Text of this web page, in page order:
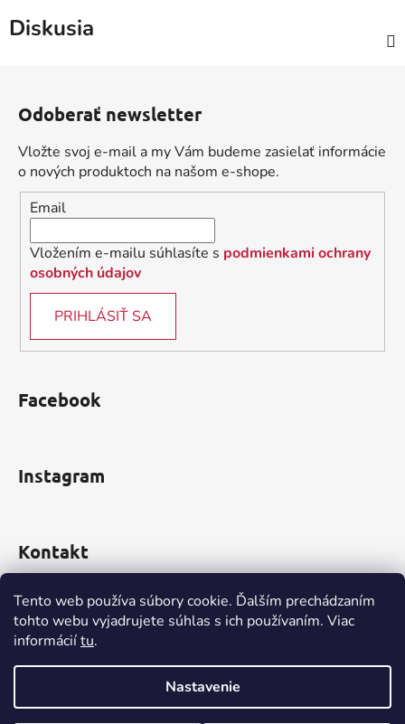
Tento web používa súbory cookie. Ďalším prechádzaním
tohto webu vyjadrujete súhlas s ich používaním. Viac
informáciítu.
Nastavenie
Diskusia
Odoberať newsletter
Vložte svoj e-mail a my Vám budeme zasielať informácie
o nových produktoch na našom e-shope.
Email
Vložením e-mailu súhlasíte s podmienkami ochrany
osobných údajov
PRIHLÁSIŤ SA
Facebook
Instagram
Kontakt
obchod@incomp.sk
0910 999 552